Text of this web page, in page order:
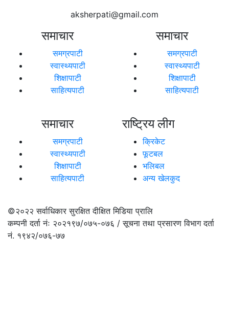
aksherpati@gmail.com
समाचार
समग्रपाटी
स्वास्थ्यपाटी
शिक्षापाटी
साहित्यपाटी
समाचार
समग्रपाटी
स्वास्थ्यपाटी
शिक्षापाटी
साहित्यपाटी
समाचार
समग्रपाटी
स्वास्थ्यपाटी
शिक्षापाटी
साहित्यपाटी
राष्ट्रिय लीग
क्रिकेट
फूटबल
भलिबल
अन्य खेलकुद
©२०२२सर्वाधिकार सुरक्षित दीक्षित मिडिया प्रालि
कम्पनी दर्ता नंः २०२१९७/०७५-०७६ / सूचना तथा प्रसारण विभाग दर्ता
नं. १९४२/०७६-७७